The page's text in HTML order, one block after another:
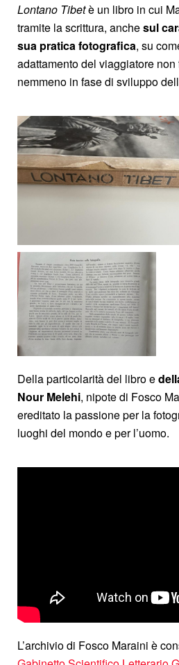
Lontano Tibetè un libro in cui
tramite la scrittura, anchesul
sua pratica fotografica, su
adattamento del viaggiatore
nemmeno in fase di sviluppo
Della particolarità del libro e
Nour Melehi, nipote di Fosco
ereditato la passione per la
luoghi del mondo e per l’uomo.
L’archivio di Fosco Maraini è